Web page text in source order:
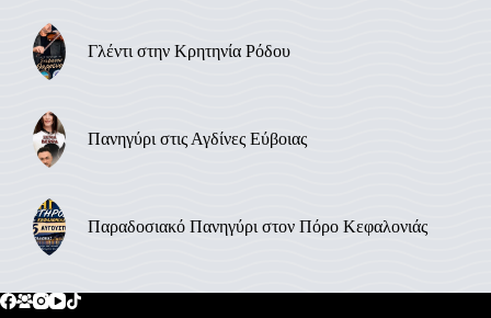
Γλέντι στην Κρητηνία Ρόδου
Πανηγύρι στις Αγδίνες Εύβοιας
Παραδοσιακό Πανηγύρι στον Πόρο Κεφαλονιάς